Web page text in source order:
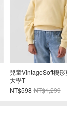
圓領
GapKids ×
麻街寬版楔形運
NT$398